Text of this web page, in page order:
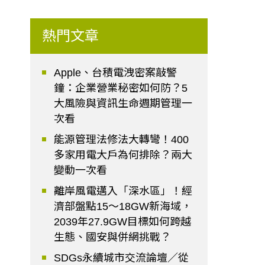
熱門文章
Apple、台積電洩密案敲警
鐘：企業營業秘密如何防？5
大風險與資訊生命週期管理一
次看
能源管理法修法大轉彎！400
多家用電大戶為何排除？兩大
變動一次看
離岸風電邁入「深水區」！經
濟部盤點15～18GW新海域，
2039年27.9GW目標如何跨越
生態、國安與併網挑戰？
SDGs永續城市交流論壇／從